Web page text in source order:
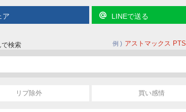
ア LINEで送る
で検索 例 アストマックス PTS
リプ除外 買い感情